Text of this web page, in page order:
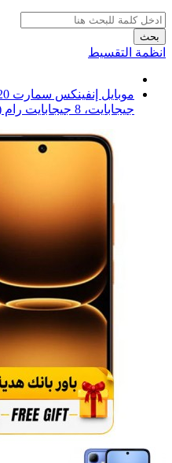
بحث
انظمة التقسيط
جيجابايت، ‏8 جيجابايت رام (4+4)، شاشة 6.78 بوصة.